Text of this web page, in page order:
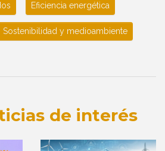
Eficiencia energética
Sostenibilidad y medioambiente
de interés